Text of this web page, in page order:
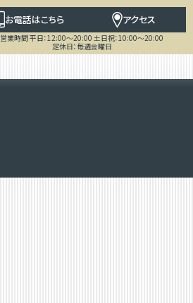
お電話はこちら アクセス
営業時間 平日：12:00～20:00 土日祝：10:00～20:00
定休日：毎週金曜日